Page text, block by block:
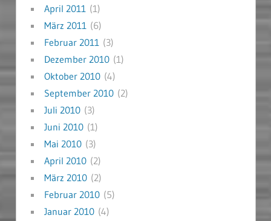
April 2011 (1)
März 2011 (6)
Februar 2011 (3)
Dezember 2010(1)
Oktober 2010(4)
September 2010(2)
Juli 2010(3)
Juni 2010(1)
Mai 2010(3)
April 2010(2)
März 2010(2)
Februar 2010(5)
Januar 2010(4)